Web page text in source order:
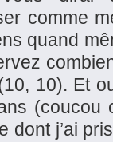
comme
quand
10). Et
dont j’ai